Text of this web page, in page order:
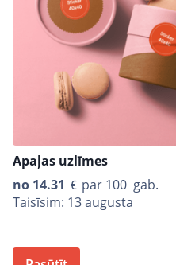
Apaļas uzlīmes
no 14.31
par 100 gab.
Taisīsim: 13 augusta